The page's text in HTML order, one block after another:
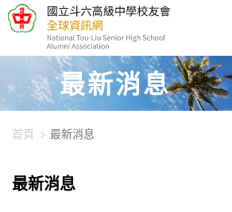
448-14336
最新消息
首頁 最新消息
最新消息